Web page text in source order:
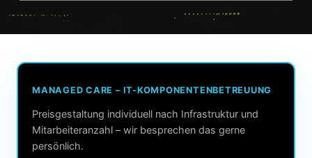
Barco
+43 512
MANAGED CARE – IT-KOMPONENTENBETREUUNG
Preisgestaltung individuell nach Infrastruktur und
Mitarbeiteranzahl – wir besprechen das gerne
persönlich.